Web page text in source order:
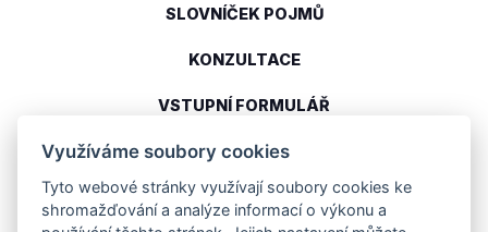
SLOVNÍČEK POJMŮ
KONZULTACE
VSTUPNÍ FORMULÁŘ
Moderní cloudové řešení pro řízený sklad
Využíváme soubory cookies
Tyto webové stránky využívají soubory cookies ke
shromažďování a analýze informací o výkonu a